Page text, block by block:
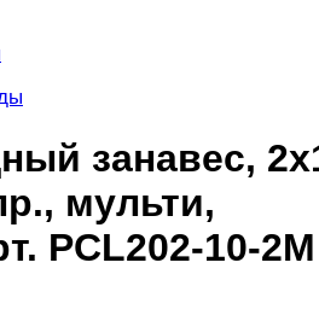
занавес,
мульти,
PCL202-10-2M